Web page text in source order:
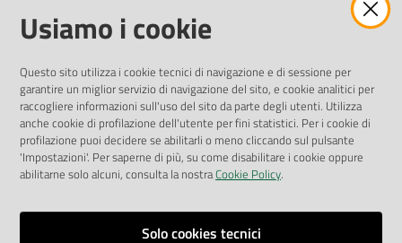
Amministrazione Trasparente
Pubblicità legale
Privacy Policy
Attuazione Misure PNRR
Liste di Attesa
ENTI, IMPRESE E PARTNER
Fatturazione Elettronica
Usiamo i cookie
Questo sito utilizza i cookie tecnici di navigazione e di sessione per
garantire un miglior servizio di navigazione del sito, e cookie analitici per
raccogliere informazioni sull'uso del sito da parte degli utenti. Utilizza
anche cookie di profilazione dell'utente per fini statistici. Per i cookie di
profilazione puoi decidere se abilitarli o meno cliccando sul pulsante
'Impostazioni'. Per saperne di più, su come disabilitare i cookie oppure
abilitarne solo alcuni, consulta la nostraCookie Policy.
Solo cookies tecnici